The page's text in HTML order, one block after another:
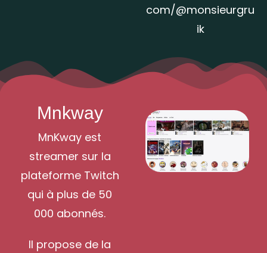
com/@monsieurgru
ik
Mnkway
MnKway est
streamer sur la
plateforme Twitch
qui à plus de 50
000 abonnés.
Il propose de la